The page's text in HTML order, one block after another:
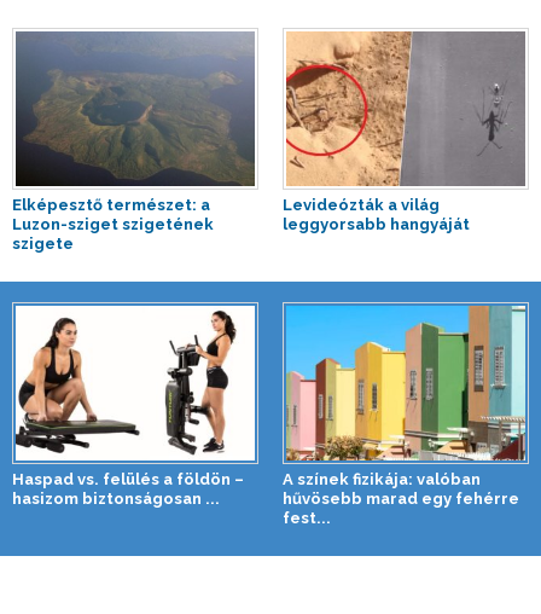
Elképesztő természet: a
Luzon-sziget szigetének
szigete
Levideózták a világ
leggyorsabb hangyáját
Haspad vs. felülés a földön –
hasizom biztonságosan ...
A színek fizikája: valóban
hűvösebb marad egy fehérre
fest...